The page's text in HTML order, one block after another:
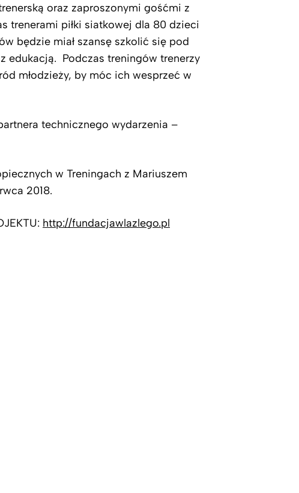
oraz zaproszonymi gośćmi z
trenerami piłki siatkowej dla 80 dzieci
będzie miał szansę szkolić się pod
edukacją. Podczas treningów trenerzy
młodzieży, by móc ich wesprzeć w
technicznego wydarzenia –
w Treningach z Mariuszem
2018.
http://fundacjawlazlego.pl